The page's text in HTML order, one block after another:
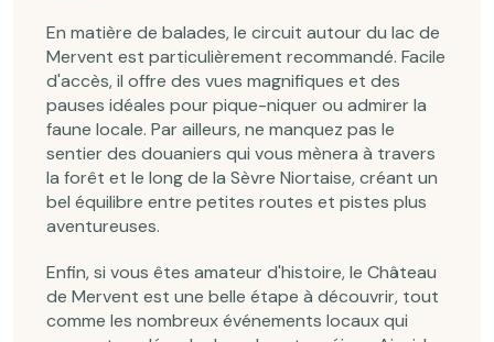
En matière de balades, le circuit autour du lac de
Mervent est particulièrement recommandé. Facile
d'accès, il offre des vues magnifiques et des
pauses idéales pour pique-niquer ou admirer la
faune locale. Par ailleurs, ne manquez pas le
sentier des douaniers qui vous mènera à travers
la forêt et le long de la Sèvre Niortaise, créant un
bel équilibre entre petites routes et pistes plus
aventureuses.
Enfin, si vous êtes amateur d'histoire, le Château
de Mervent est une belle étape à découvrir, tout
comme les nombreux événements locaux qui